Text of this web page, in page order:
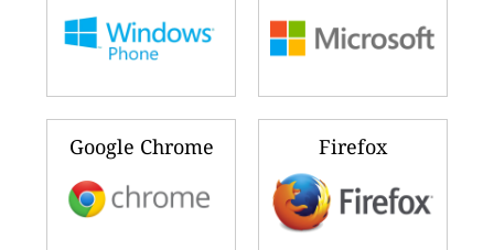
Google Chrome Firefox